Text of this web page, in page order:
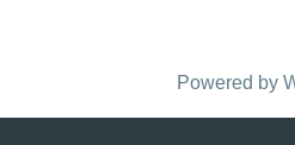
Powered by